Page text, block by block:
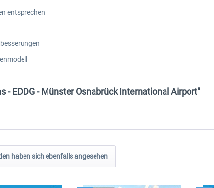
entsprechen
- EDDG - Münster Osnabrück International Airport"
haben sich ebenfalls angesehen